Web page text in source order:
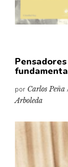
por Carlos
Arboleda